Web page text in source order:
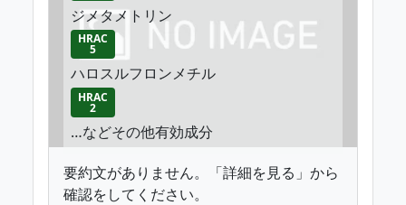
ジメタメトリン
HRAC
5
ハロスルフロンメチル
HRAC
2
…などその他有効成分
要約文がありません。「詳細を見る」から
確認をしてください。